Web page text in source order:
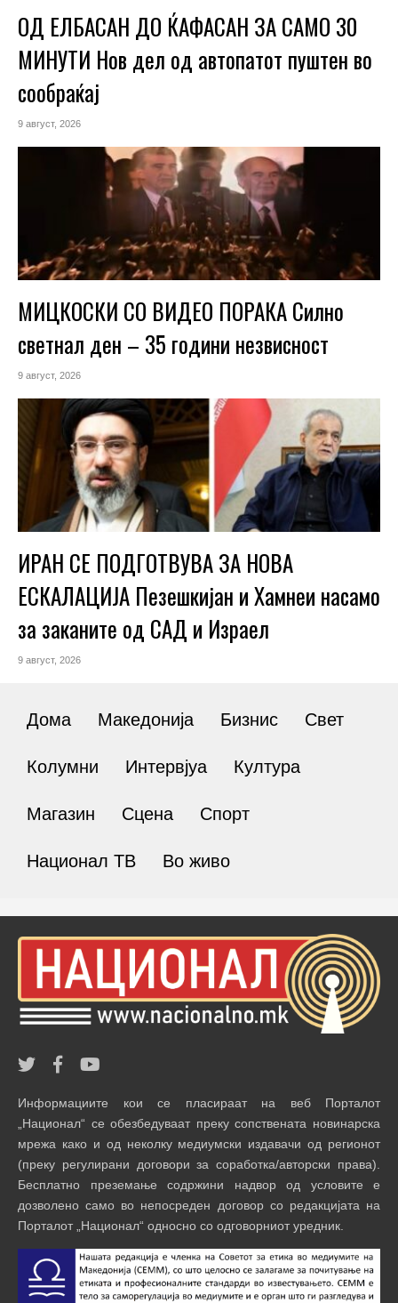
ОД ЕЛБАСАН ДО ЌАФАСАН ЗА САМО 30
МИНУТИ Нов дел од автопатот пуштен во
сообраќај
9 август, 2026
МИЦКОСКИ СО ВИДЕО ПОРАКА Силно
светнал ден – 35 години незвисност
9 август, 2026
ИРАН СЕ ПОДГОТВУВА ЗА НОВА
ЕСКАЛАЦИЈА Пезешкијан и Хамнеи насамо
за заканите од САД и Израел
9 август, 2026
Дома Македонија Бизнис Свет
Колумни Интервјуа Култура
Магазин Сцена Спорт
Национал ТВ Во живо
Информациите кои се пласираат на веб Порталот
„Национал“ се обезбедуваат преку сопствената новинарска
мрежа како и од неколку медиумски издавачи од регионот
(преку регулирани договори за соработка/авторски права).
Бесплатно преземање содржини надвор од условите е
дозволено само во непосреден договор со редакцијата на
Порталот „Национал“ односно со одговорниот уредник.